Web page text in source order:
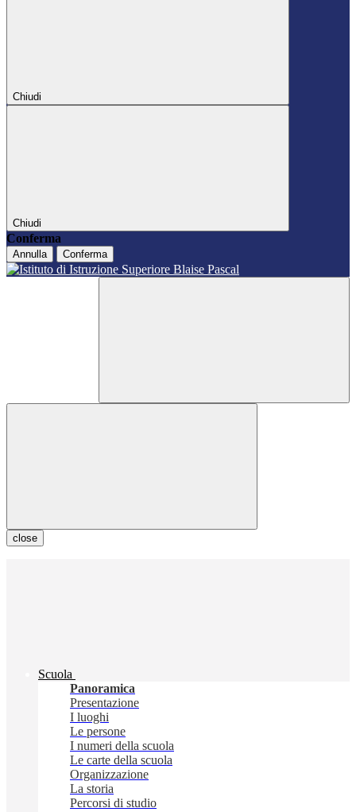
Chiudi
Chiudi
Conferma
Annulla Conferma
close
Scuola
Panoramica
Presentazione
I luoghi
Le persone
I numeri della scuola
Le carte della scuola
Organizzazione
La storia
Percorsi di studio